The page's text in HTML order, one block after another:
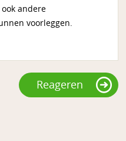
andere
voorleggen.
Reageren